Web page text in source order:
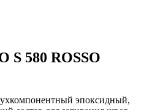
S 580 ROSSO
эпоксидный,